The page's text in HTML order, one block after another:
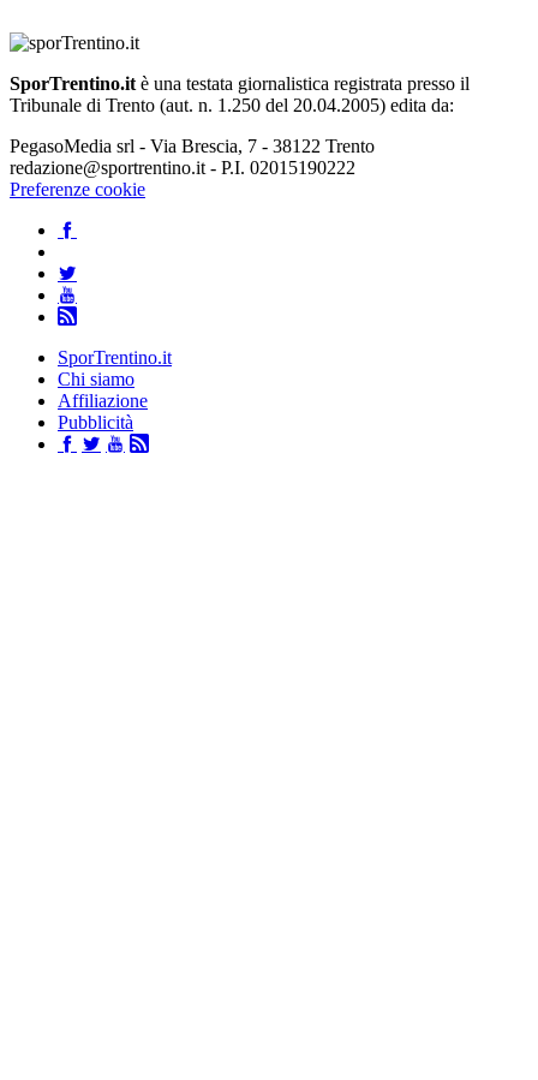
SporTrentino.it è una testata giornalistica registrata presso il
Tribunale di Trento (aut. n. 1.250 del 20.04.2005) edita da:
PegasoMedia srl - Via Brescia, 7 - 38122 Trento
redazione@sportrentino.it - P.I. 02015190222
Preferenze cookie
SporTrentino.it
Chi siamo
Affiliazione
Pubblicità